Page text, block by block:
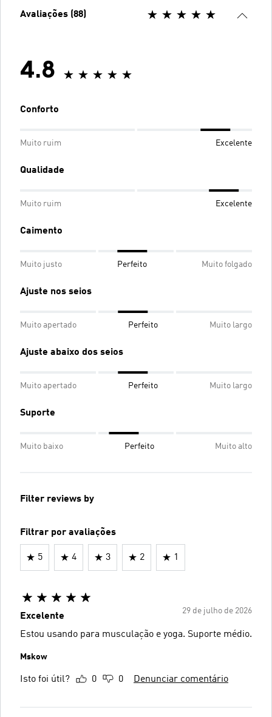
Avaliações (88)
4.8
Conforto
Muito ruim Excelente
Qualidade
Muito ruim Excelente
Caimento
Muito justo Perfeito Muito folgado
Ajuste nos seios
Muito apertado Perfeito Muito largo
Ajuste abaixo dos seios
Muito apertado Perfeito Muito largo
Suporte
Muito baixo Perfeito Muito alto
Filter reviews by
Filtrar por avaliações
5 4 3 2 1
29 de julho de 2026
Excelente
Estou usando para musculação e yoga. Suporte médio.
Mskow
Isto foi útil? 0 0 Denunciar comentário